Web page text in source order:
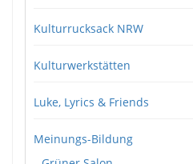
Kulturrucksack NRW
Kulturwerkstätten
Luke, Lyrics & Friends
Meinungs-Bildung